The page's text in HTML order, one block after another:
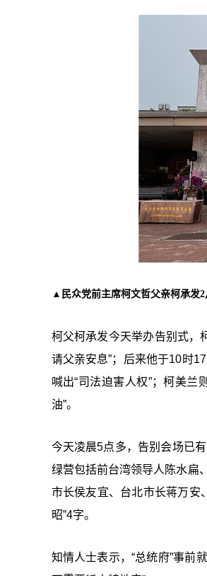
▲民众党前主席柯文哲父亲柯承发2
柯父柯承发今天举办告别式，
请父亲安息”；后来他于10时
喊出“司法迫害人权”； 柯美兰
油”。
今天凌晨5点多，告别会场已
绿营包括前台湾领导人 陈水扁
市长侯友宜、台北市长蒋万安
昭”4字。
知情人士表示，“总统府”事前